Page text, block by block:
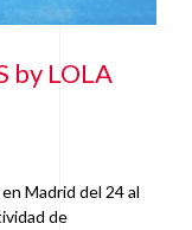
by LOLA
Madrid del 24 al
de